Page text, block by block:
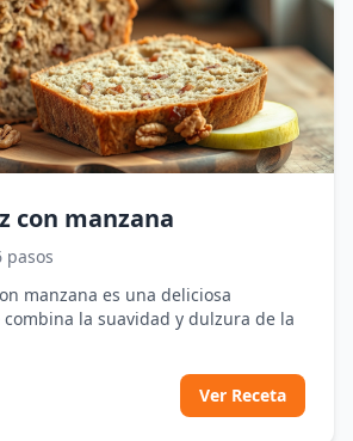
con manzana
pasos
manzana es una deliciosa
la suavidad y dulzura de la
Ver Receta